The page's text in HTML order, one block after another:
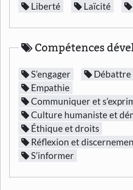
Liberté Laïcité
Compétences
S’engager
Débattre
Empathie
Communiquer et
Culture humaniste et
Éthique et droits
Réflexion et
S’informer